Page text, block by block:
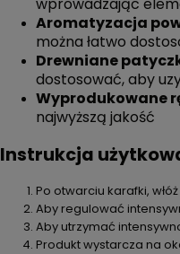
Aromatyzacja
można łatwo
Drewniane
dostosować, aby
Wyprodukowane
najwyższą jakość
Instrukcja
Po otwarciu karafki,
Aby regulować
Aby utrzymać
Produkt wystarcza na